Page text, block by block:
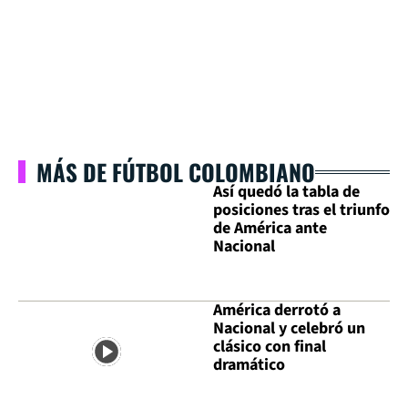
MÁS DE FÚTBOL COLOMBIANO
Así quedó la tabla de
posiciones tras el triunfo
de América ante
Nacional
América derrotó a
Nacional y celebró un
clásico con final
dramático